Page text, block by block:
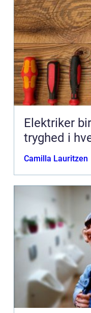
Elektriker
tryghed i
Camilla Lauritzen